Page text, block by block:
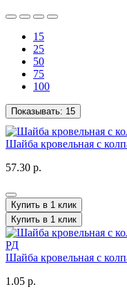
15
25
50
75
100
Показывать: 15
Шайба кровельная с
57.30 р.
Купить в 1 клик
Купить в 1 клик
Шайба кровельная с
1.05 р.